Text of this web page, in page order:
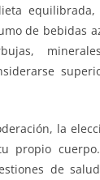
de bebidas
la
propio
de